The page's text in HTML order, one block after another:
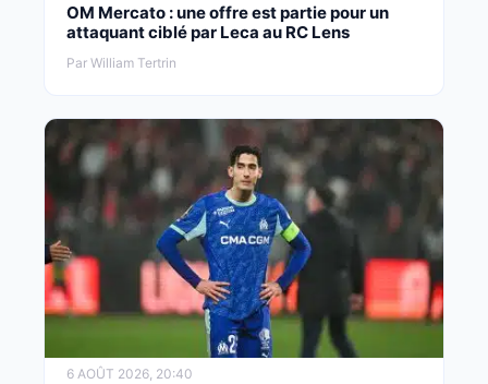
OM Mercato : une offre est partie pour un
attaquant ciblé par Leca au RC Lens
Par William Tertrin
6 AOÛT 2026, 20:40